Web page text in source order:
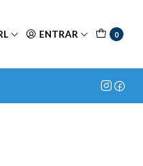
ENTRAR 0